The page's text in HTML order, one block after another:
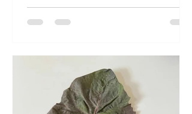
sortes de légumes (pommes de terre,
poivrons, tomates), se manger tiède ou
Frittata aux courgettes, fêta et citron
Pour 4 personnes: 4 œufs, 2
courgettes, 2 gousses d’ail, le